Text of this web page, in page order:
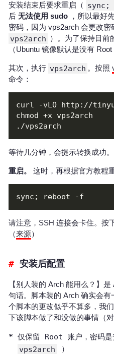
安装结束后要求重启（
后 无法使用 sudo ，所以最好
密码，因为 vps2arch 会更改
vps2arch ）。为了保持目前
（Ubuntu 镜像默认是没有 Root
其次，执行 vps2arch 。按照
命令：
等待几分钟，会提示转换成功。
重启。 这时，再根据官方教程
请注意，SSH 连接会卡住。按
（来源）
安装后配置
【别人装的 Arch 能用么？】
句话。脚本装的 Arch 确实会
个脚本的更改似乎不算多，我
下该脚本做了和没做的事情（
仅保留 Root 账户，密码是
vps2arch
）